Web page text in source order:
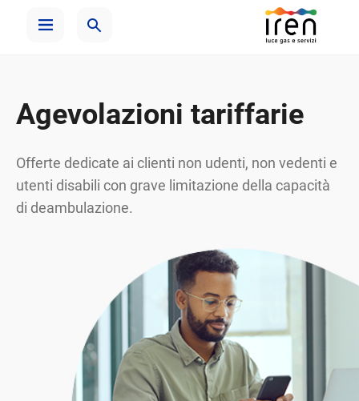
Agevolazioni tariffarie
Offerte dedicate ai clienti non udenti, non vedenti e
utenti disabili con grave limitazione della capacità
di deambulazione.